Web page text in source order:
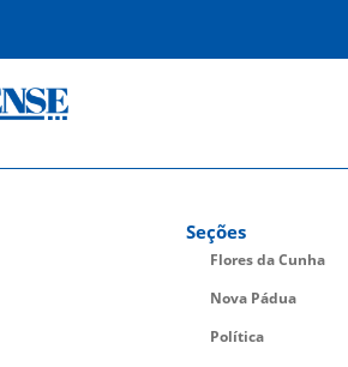
Seções
Flores da Cunha
Nova Pádua
Política